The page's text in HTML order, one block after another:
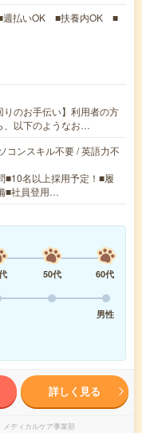
週払いOK ■扶養内OK ■
りのお手伝い】利用者の方
、以下のようなお…
コンスキル不要 / 英語力不
■10名以上採用予定！■履
■社員登用…
50代
60代
男性
詳しく見る
ディカルケア事業部